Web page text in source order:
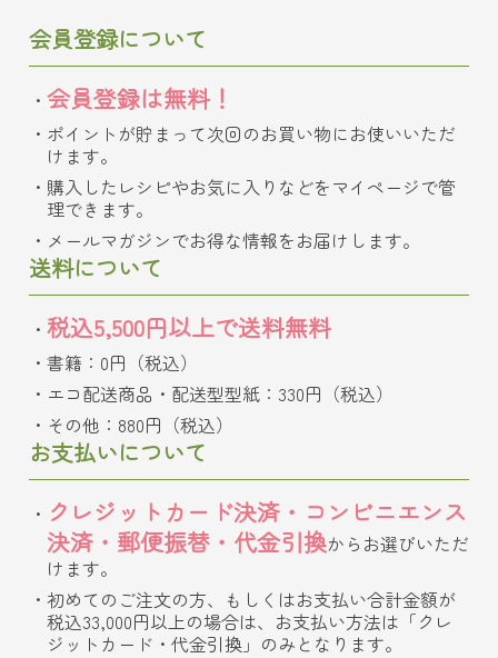
会員登録について
会員登録は無料！
ポイントが貯まって次回のお買い物にお使いいただ
けます。
購入したレシピやお気に入りなどをマイページで管
理できます。
メールマガジンでお得な情報をお届けします。
送料について
税込5,500円以上で送料無料
書籍：0円（税込）
エコ配送商品・配送型型紙：330円（税込）
その他：880円（税込）
お支払いについて
クレジットカード決済・コンビニエンス
決済・郵便振替・代金引換からお選びいただ
けます。
初めてのご注文の方、もしくはお支払い合計金額が
税込33,000円以上の場合は、お支払い方法は「クレ
ジットカード・代金引換」のみとなります。